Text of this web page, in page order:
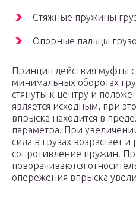
Стяжные пружины
Опорные пальцы
Принцип действия муфты
минимальных оборотах
стянуты к центру и
является исходным, при
впрыска находится в
параметра. При
сила в грузах возрастает
сопротивление пружин.
поворачиваются
опережения впрыска